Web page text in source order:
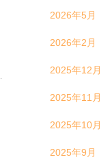
2026年5月
2026年2月
2025年12月
2025年11月
2025年10月
2025年9月